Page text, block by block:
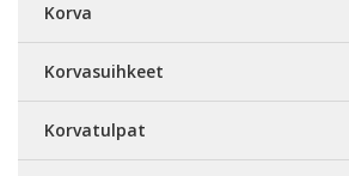
Korva
Korvasuihkeet
Korvatulpat